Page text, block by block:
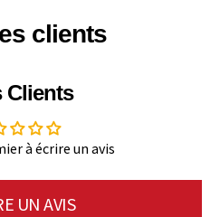
clients
Clients
à écrire un avis
UN AVIS